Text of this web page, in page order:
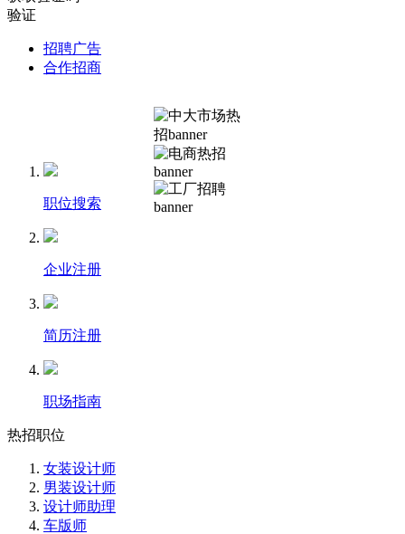
验证
招聘广告
合作招商
职位搜索
企业注册
简历注册
职场指南
热招职位
女装设计师
男装设计师
设计师助理
车版师